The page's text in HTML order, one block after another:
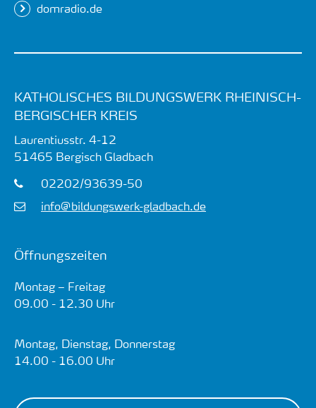
domradio.de
KATHOLISCHES BILDUNGSWERK RHEINISCH-
BERGISCHER KREIS
Laurentiusstr. 4-12
51465 Bergisch Gladbach
02202/93639-50
info@bildungswerk-gladbach.de
Öffnungszeiten
Montag – Freitag
09.00 - 12.30 Uhr
Montag, Dienstag, Donnerstag
14.00 - 16.00 Uhr